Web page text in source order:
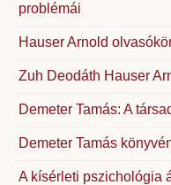
problémái
Hauser Arnold
Zuh Deodáth Hauser
Demeter Tamás: A
Demeter Tamás
A kísérleti pszichológia